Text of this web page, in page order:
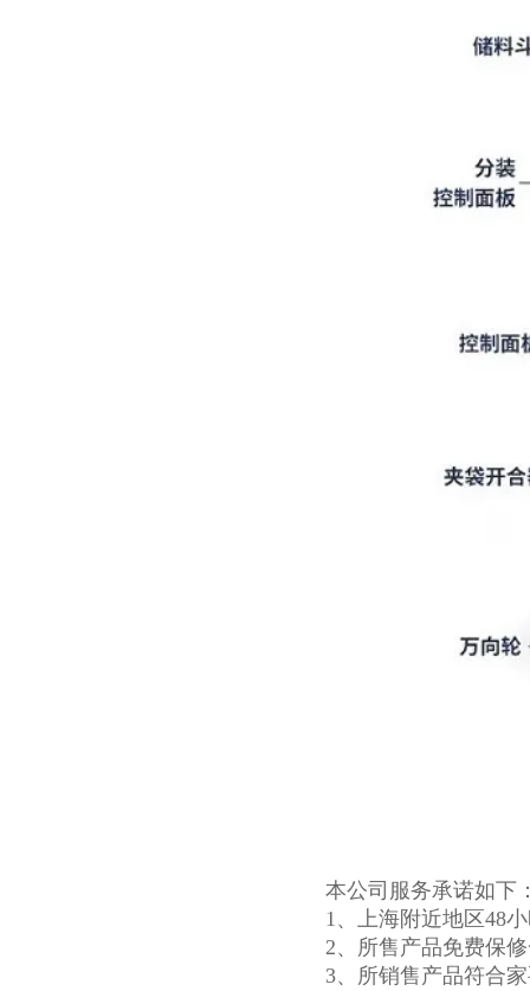
本公司服务承诺如下
1、上海附近地区48
2、所售产品免费保
3、所销售产品符合